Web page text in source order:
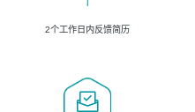
2个工作日内反馈简历